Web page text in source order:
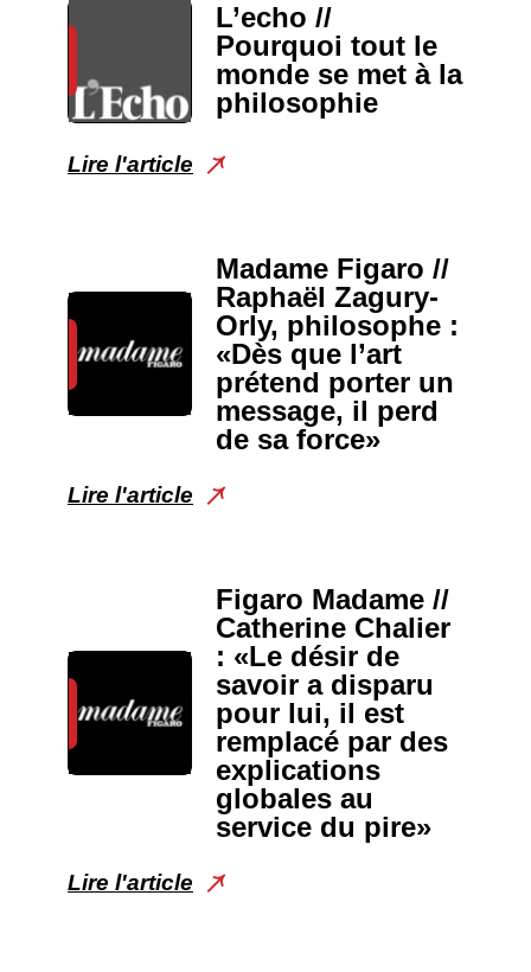
L’echo //
Pourquoi tout le
monde se met à la
philosophie
Lire l'article
Madame Figaro //
Raphaël Zagury-
Orly, philosophe :
«Dès que l’art
prétend porter un
message, il perd
de sa force»
Lire l'article
Figaro Madame //
Catherine Chalier
: «Le désir de
savoir a disparu
pour lui, il est
remplacé par des
explications
globales au
service du pire»
Lire l'article